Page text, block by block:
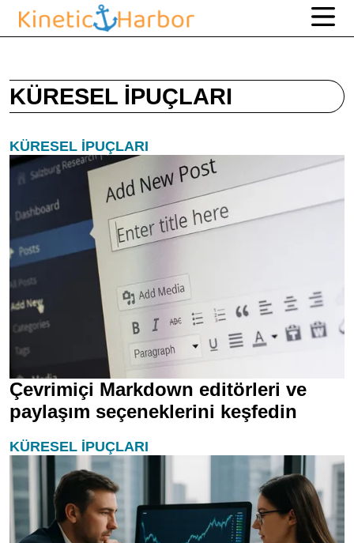
KÜRESEL İPUÇLARI
KÜRESEL İPUÇLARI
Çevrimiçi Markdown editörleri ve
paylaşım seçeneklerini keşfedin
KÜRESEL İPUÇLARI